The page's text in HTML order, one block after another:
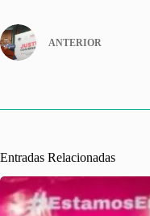
ANTERIOR
Entradas Relacionadas